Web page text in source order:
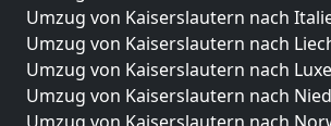
Umzug von Kaiserslautern nach
Umzug von Kaiserslautern nach
Umzug von Kaiserslautern nach
Umzug von Kaiserslautern nach